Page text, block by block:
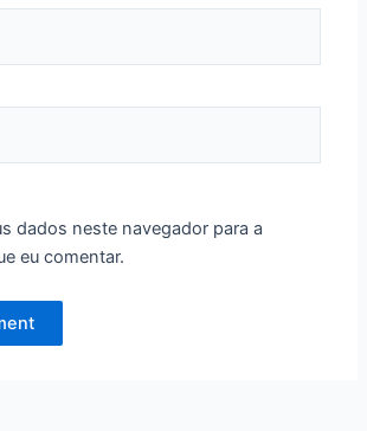
dados neste navegador para a
eu comentar.